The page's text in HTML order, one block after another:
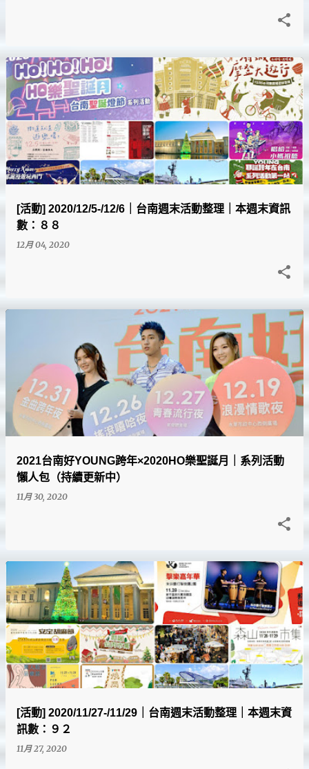
[活動] 2020/12/5-/12/6｜台南週末活動整理｜本週末資訊
數：８８
12月 04, 2020
2021台南好YOUNG跨年×2020HO樂聖誕月｜系列活動
懶人包（持續更新中）
11月 30, 2020
[活動] 2020/11/27-/11/29｜台南週末活動整理｜本週末資
訊數：９２
11月 27, 2020